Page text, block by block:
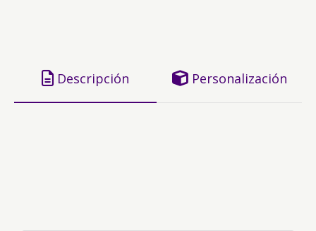
Descripción Personalización